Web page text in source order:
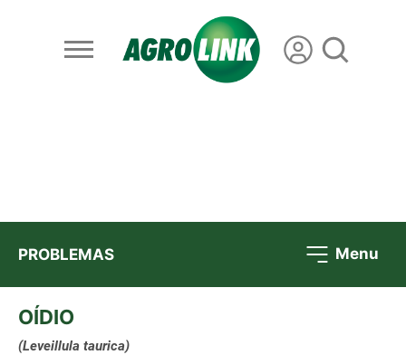
PROBLEMAS Menu
OÍDIO
(Leveillula taurica)